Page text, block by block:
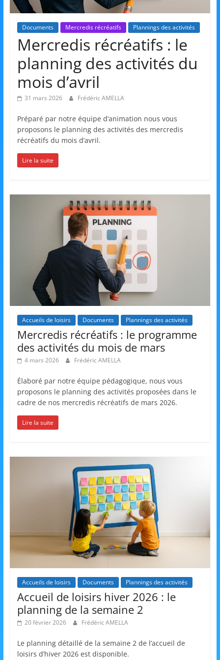
l'Animation
–
Stiring-
Wendel
i
r
s
,
é
d
u
c
t
i
o
e
t
A
a
t
i
o
n
p
a
t
i
r
d
e
3
Documents Mercredis récréatifs Plannings des activités
Mercredis récréatifs : le
planning des activités du
mois d’avril
31 mars 2026 Frédéric AMELLA
Préparé par notre équipe d’animation nous vous
proposons le planning des activités des mercredis
récréatifs du mois d’avril.
Lire la suite
Accueils de loisirs Documents Plannings des activités
Mercredis récréatifs : le programme
des activités du mois de mars
4 mars 2026 Frédéric AMELLA
Élaboré par notre équipe pédagogique, nous vous
proposons le planning des activités proposées dans le
cadre de nos mercredis récréatifs de mars 2026.
Lire la suite
Accueils de loisirs Documents Plannings des activités
Accueil de loisirs hiver 2026 : le
planning de la semaine 2
20 février 2026 Frédéric AMELLA
Le planning détaillé de la semaine 2 de l’accueil de
loisirs d’hiver 2026 est disponible.